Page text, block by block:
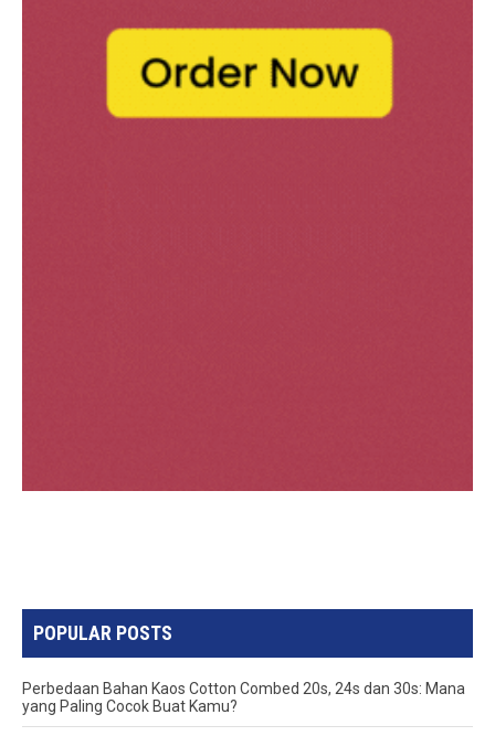
POPULAR POSTS
Perbedaan Bahan Kaos Cotton Combed 20s, 24s dan 30s: Mana
yang Paling Cocok Buat Kamu?